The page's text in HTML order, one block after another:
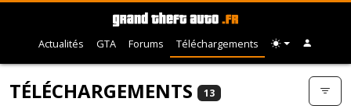
Actualités GTA Forums Téléchargements
TÉLÉCHARGEMENTS 13